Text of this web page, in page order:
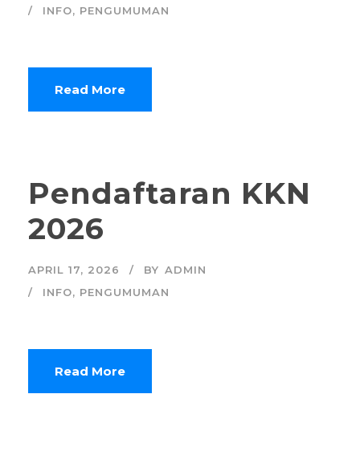
INFO, PENGUMUMAN
Read More
Pendaftaran KKN
2026
APRIL 17, 2026 BY ADMIN
INFO, PENGUMUMAN
Read More